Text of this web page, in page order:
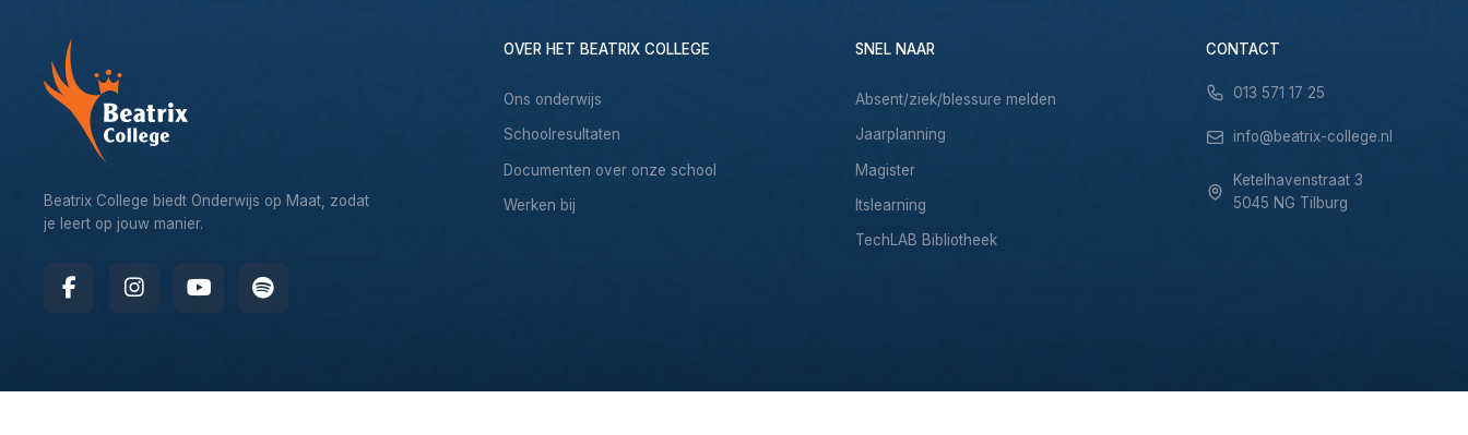
Beatrix College biedt Onderwijs op Maat, zodat
je leert op jouw manier.
OVER HET BEATRIX COLLEGE
Ons onderwijs
Schoolresultaten
Documenten over onze school
Werken bij
SNEL NAAR
Absent/ziek/blessure melden
Jaarplanning
Magister
Itslearning
TechLAB Bibliotheek
CONTACT
013 571 17 25
info@beatrix-college.nl
Ketelhavenstraat 3
5045 NG Tilburg